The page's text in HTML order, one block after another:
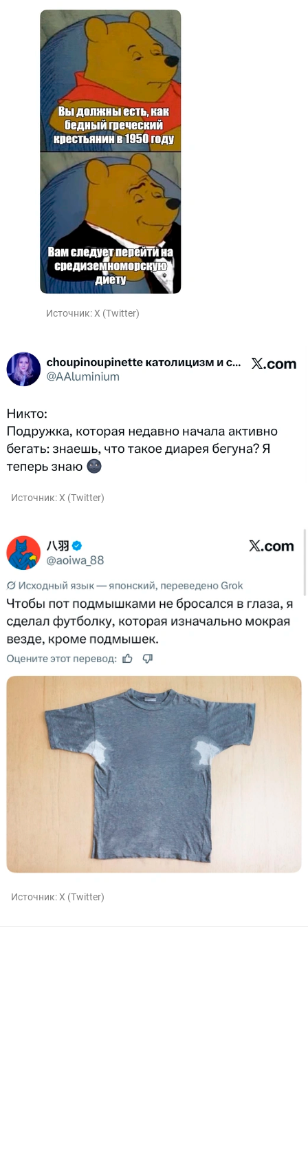
Источник:X (Twitter)
Источник:X (Twitter)
Источник:X (Twitter)